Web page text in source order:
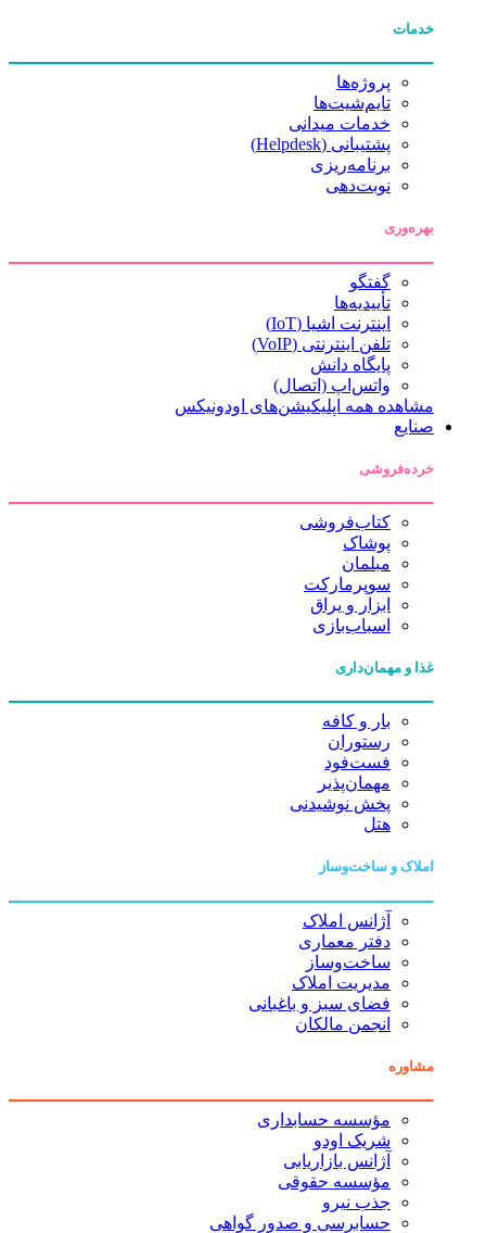
خدمات
پروژه‌ها
تایم‌شیت‌ها
خدمات میدانی
پشتیبانی (Helpdesk)
برنامه‌ریزی
نوبت‌دهی
بهره‌وری
گفتگو
تأییدیه‌ها
اینترنت اشیا (IoT)
تلفن اینترنتی (VoIP)
پایگاه دانش
واتس‌اپ (اتصال)
مشاهده همه اپلیکیشن‌های اودونیکس
صنایع
خرده‌فروشی
کتاب‌فروشی
پوشاک
مبلمان
سوپرمارکت
ابزار و یراق
اسباب‌بازی
غذا و مهمان‌داری
بار و کافه
رستوران
فست‌فود
مهمان‌پذیر
پخش نوشیدنی
هتل
املاک و ساخت‌وساز
آژانس املاک
دفتر معماری
ساخت‌وساز
مدیریت املاک
فضای سبز و باغبانی
انجمن مالکان
مشاوره
مؤسسه حسابداری
شریک اودو
آژانس بازاریابی
مؤسسه حقوقی
جذب نیرو
حسابرسی و صدور گواهی